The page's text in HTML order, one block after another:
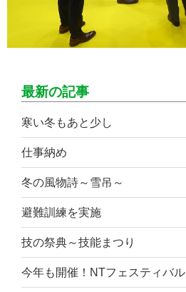
最新の記事
寒い冬もあと少し
仕事納め
冬の風物詩～雪吊～
避難訓練を実施
技の祭典～技能まつり
今年も開催！NTフェスティバル